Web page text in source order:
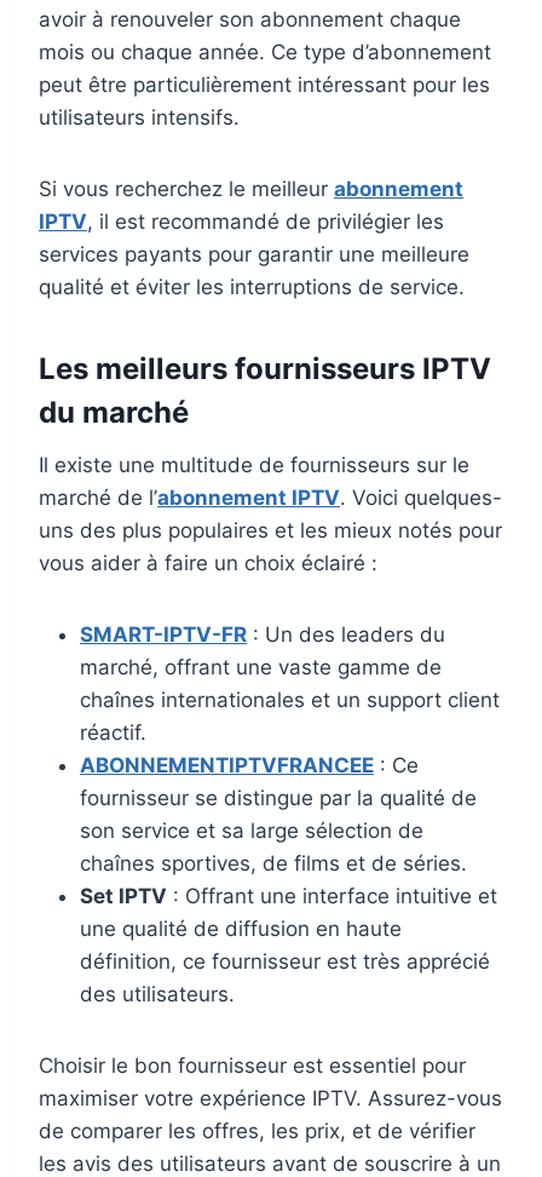
avoir à renouveler son abonnement chaque
mois ou chaque année. Ce type d’abonnement
peut être particulièrement intéressant pour les
utilisateurs intensifs.
Si vous recherchez le meilleur abonnement
IPTV, il est recommandé de privilégier les
services payants pour garantir une meilleure
qualité et éviter les interruptions de service.
Les meilleurs fournisseurs IPTV
du marché
Il existe une multitude de fournisseurs sur le
marché de l’abonnement IPTV. Voici quelques-
uns des plus populaires et les mieux notés pour
vous aider à faire un choix éclairé :
SMART-IPTV-FR : Un des leaders du
marché, offrant une vaste gamme de
chaînes internationales et un support client
réactif.
ABONNEMENTIPTVFRANCEE : Ce
fournisseur se distingue par la qualité de
son service et sa large sélection de
chaînes sportives, de films et de séries.
Set IPTV : Offrant une interface intuitive et
une qualité de diffusion en haute
définition, ce fournisseur est très apprécié
des utilisateurs.
Choisir le bon fournisseur est essentiel pour
maximiser votre expérience IPTV. Assurez-vous
de comparer les offres, les prix, et de vérifier
les avis des utilisateurs avant de souscrire à un